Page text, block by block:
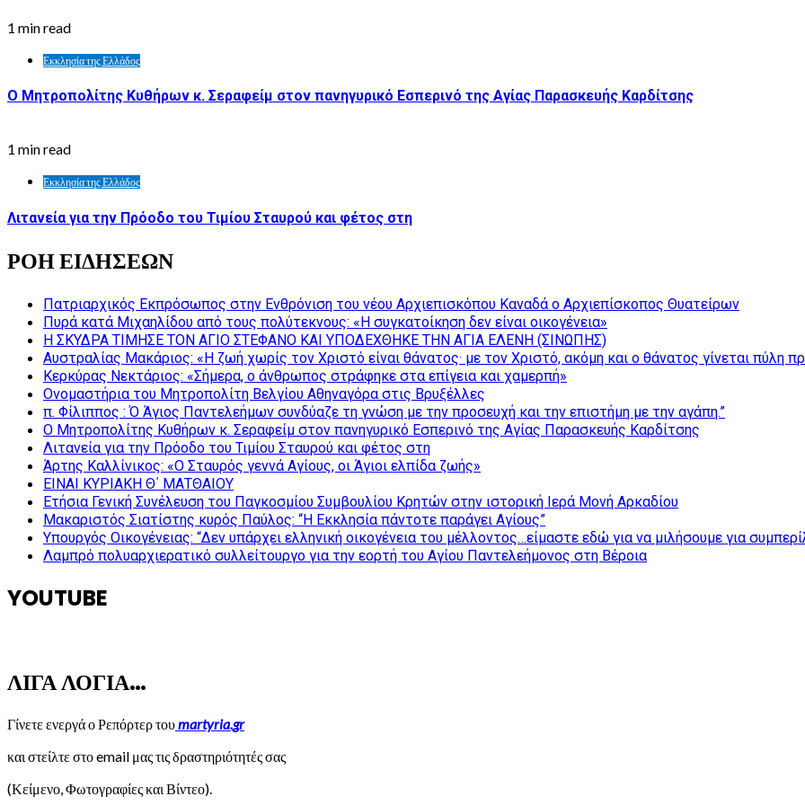
1 min read
Εκκλησία της Ελλάδος
Ο Μητροπολίτης Κυθήρων κ. Σεραφείμ στον πανηγυρικό Εσπερινό της Αγίας Παρασκευής Καρδίτσης
1 min read
Εκκλησία της Ελλάδος
Λιτανεία για την Πρόοδο του Τιμίου Σταυρού και φέτος στη
ΡΟΗ ΕΙΔΗΣΕΩΝ
Πατριαρχικός Εκπρόσωπος στην Ενθρόνιση του νέου Αρχιεπισκόπου Καναδά ο Αρχιεπίσκοπος Θυατείρων
Πυρά κατά Μιχαηλίδου από τους πολύτεκνους: «Η συγκατοίκηση δεν είναι οικογένεια»
Η ΣΚΥΔΡΑ ΤΙΜΗΣΕ ΤΟΝ ΑΓΙΟ ΣΤΕΦΑΝΟ ΚΑΙ ΥΠΟΔΕΧΘΗΚΕ ΤΗΝ ΑΓΙΑ ΕΛΕΝΗ (ΣΙΝΩΠΗΣ)
Αυστραλίας Μακάριος: «Η ζωή χωρίς τον Χριστό είναι θάνατος· με τον Χριστό, ακόμη και ο θάνατος γίνεται πύλη
Κερκύρας Νεκτάριος: «Σήμερα, ο άνθρωπος στράφηκε στα επίγεια και χαμερπή»
Ονομαστήρια του Μητροπολίτη Βελγίου Αθηναγόρα στις Βρυξέλλες
π. Φίλιππος : Ό Άγιος Παντελεήμων συνδύαζε τη γνώση με την προσευχή και την επιστήμη με την αγάπη.”
Ο Μητροπολίτης Κυθήρων κ. Σεραφείμ στον πανηγυρικό Εσπερινό της Αγίας Παρασκευής Καρδίτσης
Λιτανεία για την Πρόοδο του Τιμίου Σταυρού και φέτος στη
Άρτης Καλλίνικος: «Ο Σταυρός γεννά Αγίους, οι Άγιοι ελπίδα ζωής»
ΕΙΝΑΙ ΚΥΡΙΑΚΗ Θ΄ ΜΑΤΘΑΙΟΥ
Ετήσια Γενική Συνέλευση του Παγκοσμίου Συμβουλίου Κρητών στην ιστορική Ιερά Μονή Αρκαδίου
Μακαριστός Σιατίστης κυρός Παύλος: “Η Εκκλησία πάντοτε παράγει Αγίους”
Υπουργός Οικογένειας: “Δεν υπάρχει ελληνική οικογένεια του μέλλοντος…είμαστε εδώ για να μιλήσουμε για
Λαμπρό πολυαρχιερατικό συλλείτουργο για την εορτή του Αγίου Παντελεήμονος στη Βέροια
YOUTUBE
ΛΙΓΑ ΛΟΓΙΑ…
Γίνετε ενεργά ο Ρεπόρτερ τουmartyria.gr
και στείλτε στο email μας τις δραστηριότητές σας
(Κείμενο, Φωτογραφίες και Βίντεο).